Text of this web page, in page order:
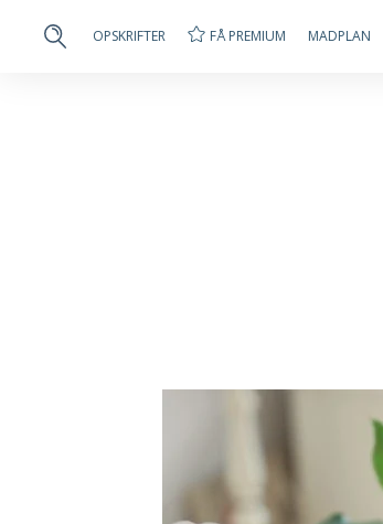
OPSKRIFTER FÅ PREMIUM MADPLAN